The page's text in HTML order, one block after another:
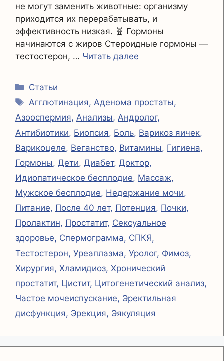
не могут заменить животные: организму
приходится их перерабатывать, и
эффективность низкая. 🧬 Гормоны
начинаются с жиров Стероидные гормоны —
тестостерон, … Читать далее
Рубрики
Статьи
Метки
Агглютинация, Аденома простаты,
Азооспермия, Анализы, Андролог,
Антибиотики, Биопсия, Боль, Варикоз яичек,
Варикоцеле, Веганство, Витамины, Гигиена,
Гормоны, Дети, Диабет, Доктор,
Идиопатическое бесплодие, Массаж,
Мужское бесплодие, Недержание мочи,
Питание, После 40 лет, Потенция, Почки,
Пролактин, Простатит, Сексуальное
здоровье, Спермограмма, СПКЯ,
Тестостерон, Уреаплазма, Уролог, Фимоз,
Хирургия, Хламидиоз, Хронический
простатит, Цистит, Цитогенетический анализ,
Частое мочеиспускание, Эректильная
дисфункция, Эрекция, Эякуляция